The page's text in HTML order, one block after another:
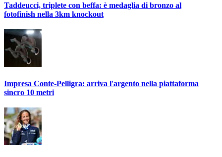
Taddeucci, triplete con beffa: è medaglia di bronzo al
fotofinish nella 3km knockout
Impresa Conte-Pelligra: arriva l'argento nella piattaforma
sincro 10 metri